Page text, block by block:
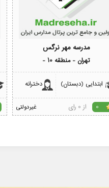
مدرسه مهر نرگس
تهران - منطقه 10 -
ابتدایی (دبستان) دخترانه
غیردولتی 0 از 0 رای